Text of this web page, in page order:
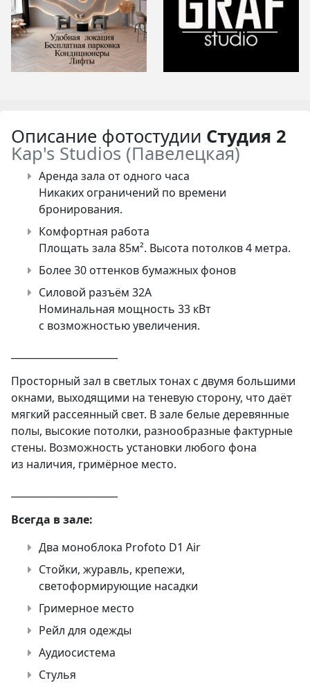
Описание фотостудии Студия 2
Kap's Studios (Павелецкая)
Аренда зала от одного часа
Никаких ограничений по времени
бронирования.
Комфортная работа
Площать зала 85м². Высота потолков 4 метра.
Более 30 оттенков бумажных фонов
Силовой разъём 32А
Номинальная мощность 33 кВт
с возможностью увеличения.
Просторный зал в светлых тонах с двумя большими
окнами, выходящими на теневую сторону, что даёт
мягкий рассеянный свет. В зале белые деревянные
полы, высокие потолки, разнообразные фактурные
стены. Возможность установки любого фона
из наличия, гримёрное место.
Всегда в зале:
Два моноблока Profoto D1 Air
Стойки, журавль, крепежи,
светоформирующие насадки
Гримерное место
Рейл для одежды
Аудиосистема
Стулья